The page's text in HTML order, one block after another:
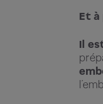
Et à
Il